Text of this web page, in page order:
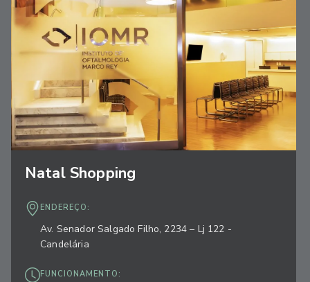
Natal Shopping
ENDEREÇO:
Av. Senador Salgado Filho, 2234 – Lj 122 -
Candelária
FUNCIONAMENTO: